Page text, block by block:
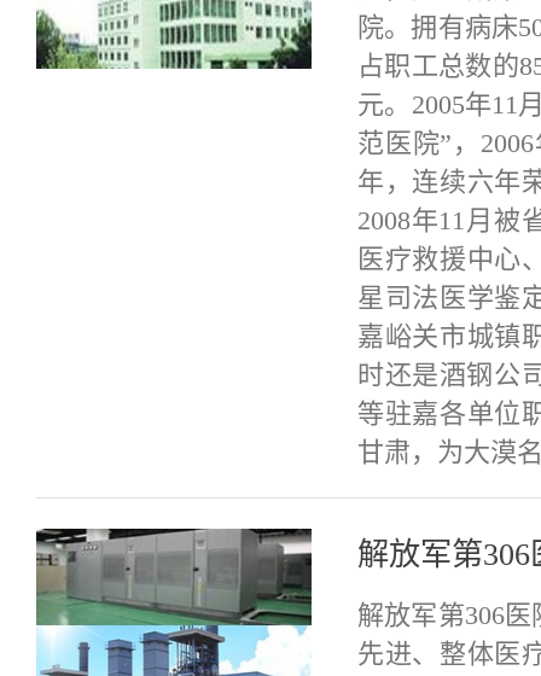
院。拥有病床
占职工总数的
元。2005年11
范医院”，
年，连续六年
2008年11月被
医疗救援中心
星司法医学鉴
嘉峪关市城镇
时还是酒钢公
等驻嘉各单位
甘肃，为大漠
解放军第306
解放军第306
先进、整体医